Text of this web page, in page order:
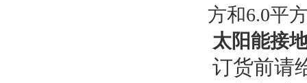
方和6.0平
太阳能接
订货前请